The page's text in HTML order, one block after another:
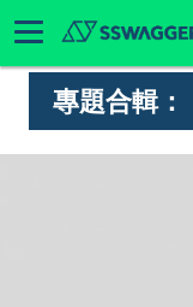
專題合輯：